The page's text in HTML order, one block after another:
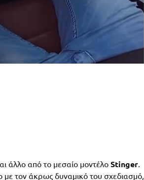
άλλο από το μεσαίο μοντέλο Stinger.
με τον άκρως δυναμικό του σχεδιασμό,